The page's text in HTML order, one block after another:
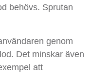
behövs. Sprutan
genom
Det minskar även
att